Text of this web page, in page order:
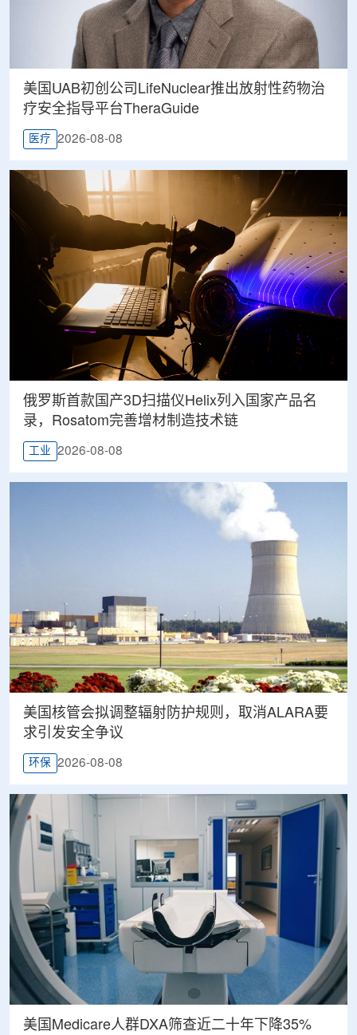
美国UAB初创公司LifeNuclear推出放射性药物治
疗安全指导平台TheraGuide
医疗 2026-08-08
俄罗斯首款国产3D扫描仪Helix列入国家产品名
录，Rosatom完善增材制造技术链
工业 2026-08-08
美国核管会拟调整辐射防护规则，取消ALARA要
求引发安全争议
环保 2026-08-08
美国Medicare人群DXA筛查近二十年下降35%